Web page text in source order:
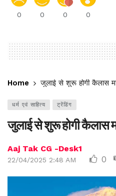
0 0 0 0
Home जुलाई से शुरू होगी कैलास
धर्म एवं साहित्य ट्रेंडिंग
जुलाई से शुरू होगी कैलास
Aaj Tak CG -Desk1
22/04/2025 2:48 AM 0